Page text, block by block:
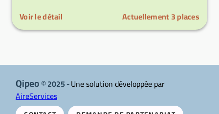
Voir le détail
Actuellement3places
Qipeo© 2025 -Une solution développée par
AireServices